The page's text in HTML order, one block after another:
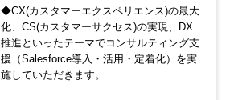
◆CX(カスタマーエクスペリエンス)の最大
化、CS(カスタマーサクセス)の実現、DX
推進といったテーマでコンサルティング支
援（Salesforce導入・活用・定着化）を実
施していただきます。